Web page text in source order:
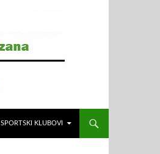
SPORTSKI KLUBOVI